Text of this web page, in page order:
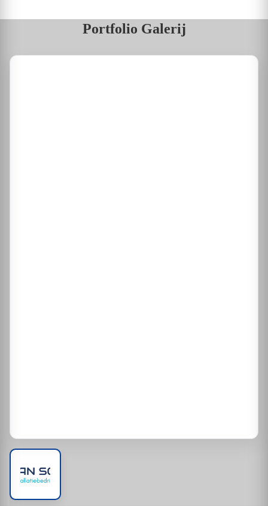
Portfolio Galerij